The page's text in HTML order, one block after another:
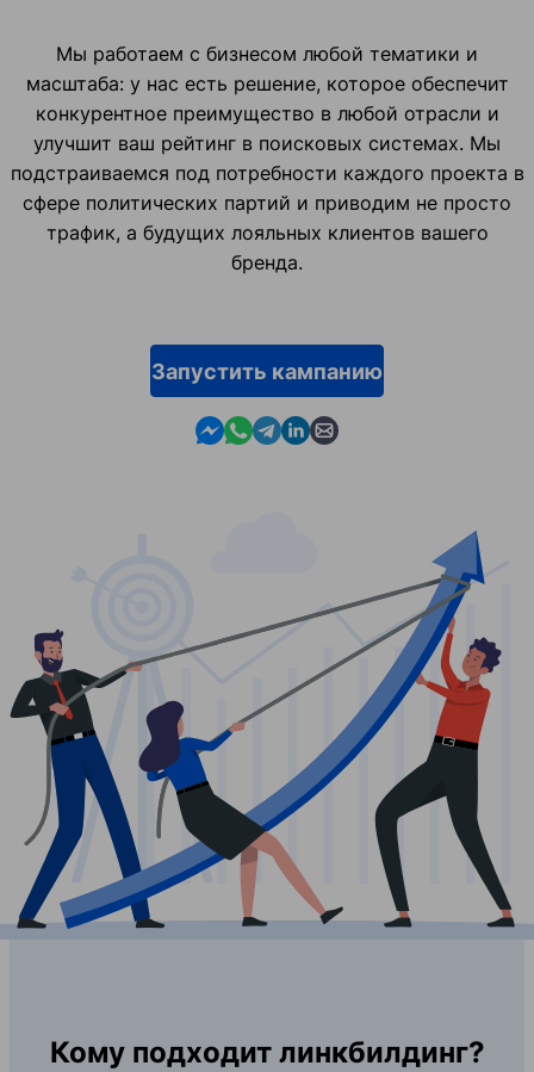
Мы работаем с бизнесом любой тематики и
масштаба: у нас есть решение, которое обеспечит
конкурентное преимущество в любой отрасли и
улучшит ваш рейтинг в поисковых системах. Мы
подстраиваемся под потребности каждого проекта в
сфере политических партий и приводим не просто
трафик, а будущих лояльных клиентов вашего
бренда.
Запустить кампанию
Contact us in Messenger
Contact us in WhatsApp
Contact us in Telegram
Contact us in Linkedin
Contact us by email
Кому подходит линкбилдинг?